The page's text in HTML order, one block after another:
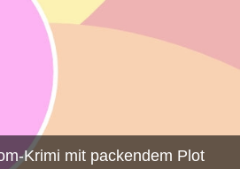
Krimi mit packendem Plot